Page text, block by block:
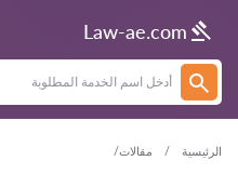
Law-ae.com
الرئيسية مقالات